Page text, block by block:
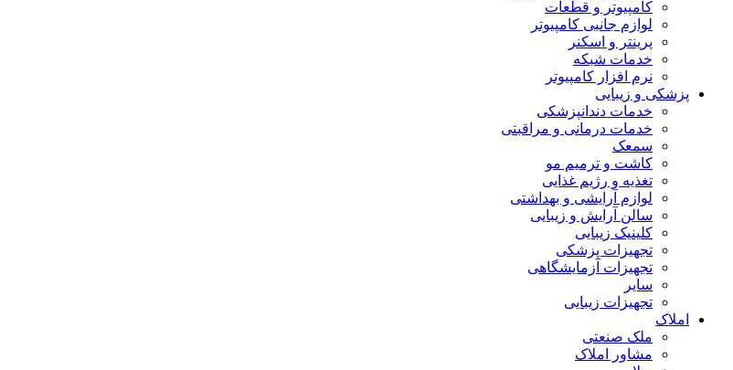
کامپیوتر و قطعات
لوازم جانبی کامپیوتر
پرینتر و اسکنر
خدمات شبکه
نرم افزار کامپیوتر
پزشکی و زیبایی
خدمات دندانپزشکی
خدمات درمانی و مراقبتی
سمعک
کاشت و ترمیم مو
تغذیه و رژیم غذایی
لوازم آرایشی و بهداشتی
سالن آرایش و زیبایی
کلینیک زیبایی
تجهیزات پزشکی
تجهیزات آزمایشگاهی
سایر
تجهیزات زیبایی
املاک
ملک صنعتی
مشاور املاک